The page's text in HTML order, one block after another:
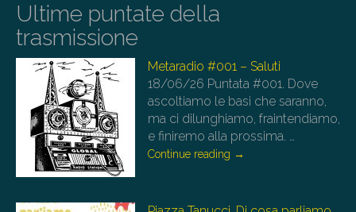
Ultime puntate della
trasmissione
Metaradio #001 – Saluti
18/06/26 Puntata #001. Dove
ascoltiamo le basi che saranno,
ma ci dilunghiamo, fraintendiamo,
e finiremo alla prossima. …
Continue reading →